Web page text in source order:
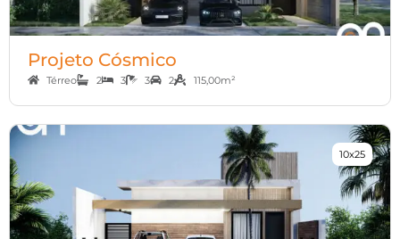
Projeto Cósmico
Térreo 2 3 3 2 115,00m²
10x25